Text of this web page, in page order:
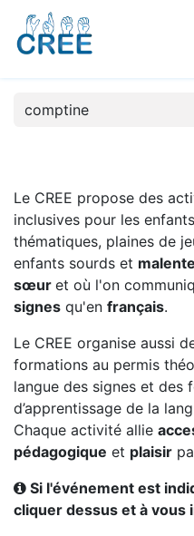
Le CREE propose des
inclusives pour les
thématiques, plaines de
enfants sourds et
sœur et où l'on
signes qu'en français.
Le CREE organise aussi
formations au permis
langue des signes et des
d’apprentissage de la
Chaque activité allie
pédagogique et plaisir
Si l'événement est
cliquer dessus et à vous